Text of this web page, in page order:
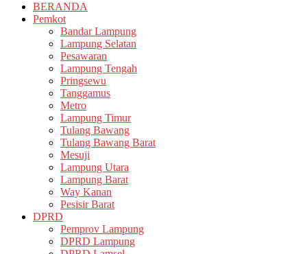
BERANDA
Pemkot
Bandar Lampung
Lampung Selatan
Pesawaran
Lampung Tengah
Pringsewu
Tanggamus
Metro
Lampung Timur
Tulang Bawang
Tulang Bawang Barat
Mesuji
Lampung Utara
Lampung Barat
Way Kanan
Pesisir Barat
DPRD
Pemprov Lampung
DPRD Lampung